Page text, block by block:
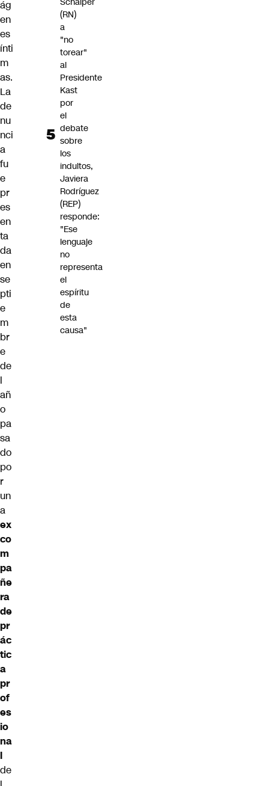
ág
en
es
ínti
m
as.
La
de
nu
nci
a
fu
e
pr
es
en
ta
da
en
se
pti
e
m
br
e
de
l
añ
o
pa
sa
do
po
r
un
a
ex
co
m
pa
ñe
ra
de
pr
ác
tic
a
pr
of
es
io
na
l
de
(RN)
a
"no
torear"
al
Presidente
Kast
por
el
debate
sobre
los
indultos,
Javiera
Rodríguez
(REP)
responde:
"Ese
lenguaje
no
representa
el
espíritu
de
esta
causa"